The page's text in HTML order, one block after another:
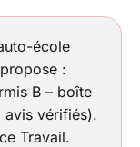
école
:
B – boîte
avis vérifiés).
Travail.